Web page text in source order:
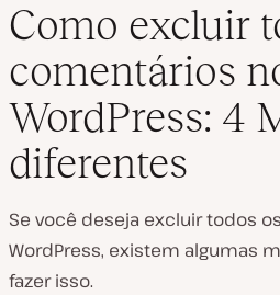
Como excluir
comentários
WordPress: 4
diferentes
Se você deseja excluir todos
WordPress, existem algumas
fazer isso.